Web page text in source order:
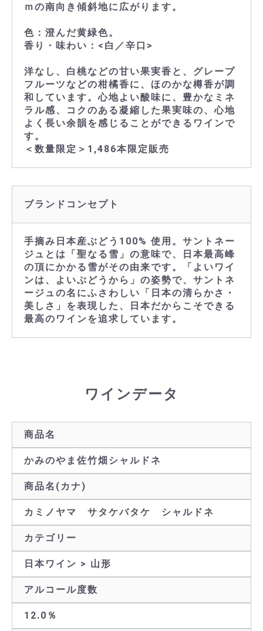
ｍの南向き傾斜地に広がります。
色：澄んだ黄緑色。
香り・味わい：<白／辛口>
洋なし、白桃などの甘い果実香と、グレープ
フルーツなどの柑橘香に、ほのかな樽香が調
和しています。心地よい酸味に、豊かなミネ
ラル感、コクのある凝縮した果実味の、心地
よく長い余韻を感じることができるワインで
す。
＜数量限定＞1,486本限定販売
ブランドコンセプト
手摘み日本産ぶどう100% 使用。サントネー
ジュとは「聖なる雪」の意味で、日本最高峰
の頂にかかる雪がその由来です。「よいワイ
ンは、よいぶどうから」の姿勢で、サントネ
ージュの名にふさわしい「日本の清らかさ・
美しさ」を表現した、日本だからこそできる
最高のワインを追求しています。
ワインデータ
商品名
かみのやま佐竹畑シャルドネ
商品名(カナ)
カミノヤマ サタケバタケ シャルドネ
カテゴリー
日本ワイン > 山形
アルコール度数
12.0％